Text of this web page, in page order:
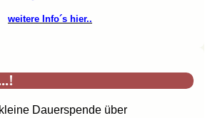
weitere Info´s hier..
Dauerspende über